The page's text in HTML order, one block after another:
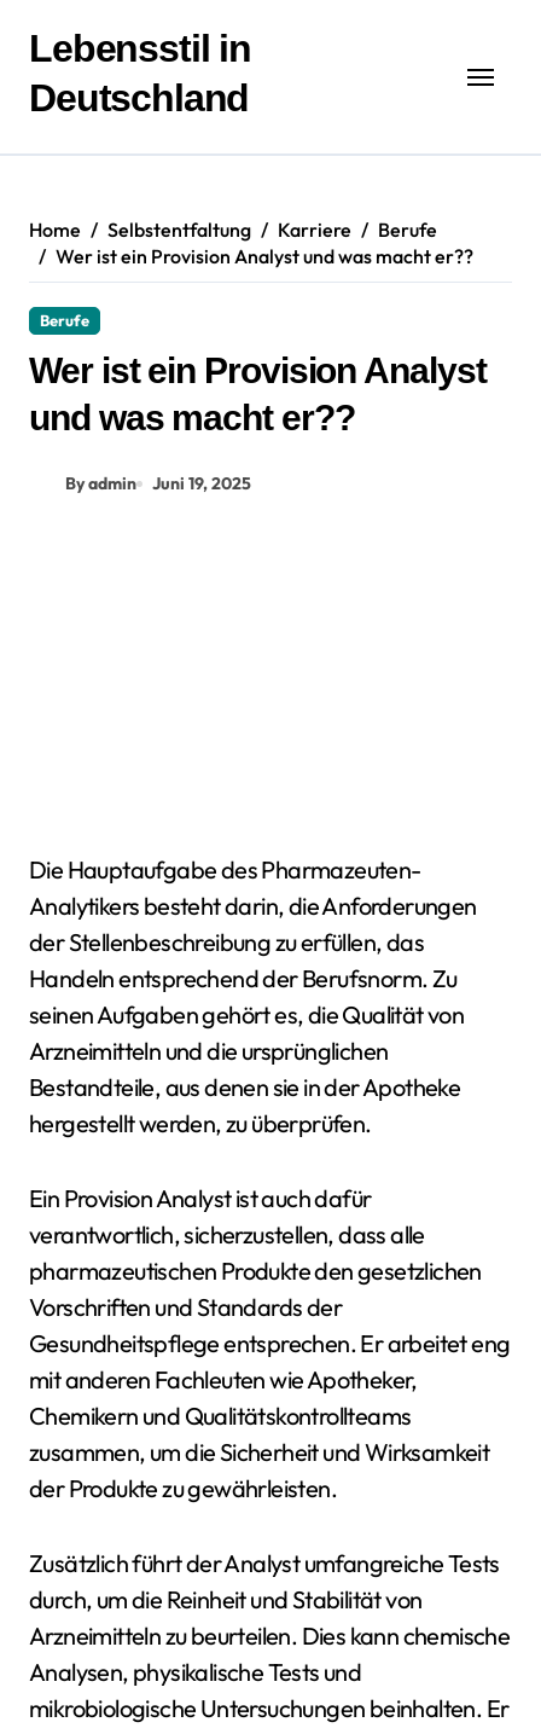
Inhalt
springen
Lebensstil in
Deutschland
Home Selbstentfaltung Karriere
Berufe
Wer ist ein Provision Analyst und was macht er??
Berufe
Wer ist ein Provision Analyst
und was macht er??
By admin Juni 19, 2025
Die Hauptaufgabe des Pharmazeuten-
Analytikers besteht darin, die Anforderungen
der Stellenbeschreibung zu erfüllen, das
Handeln entsprechend der Berufsnorm. Zu
seinen Aufgaben gehört es, die Qualität von
Arzneimitteln und die ursprünglichen
Bestandteile, aus denen sie in der Apotheke
hergestellt werden, zu überprüfen.
Ein Provision Analyst ist auch dafür
verantwortlich, sicherzustellen, dass alle
pharmazeutischen Produkte den gesetzlichen
Vorschriften und Standards der
Gesundheitspflege entsprechen. Er arbeitet eng
mit anderen Fachleuten wie Apotheker,
Chemikern und Qualitätskontrollteams
zusammen, um die Sicherheit und Wirksamkeit
der Produkte zu gewährleisten.
Zusätzlich führt der Analyst umfangreiche Tests
durch, um die Reinheit und Stabilität von
Arzneimitteln zu beurteilen. Dies kann chemische
Analysen, physikalische Tests und
mikrobiologische Untersuchungen beinhalten. Er